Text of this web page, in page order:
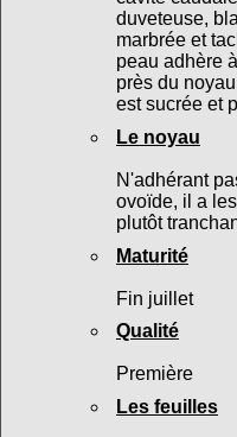
duveteuse,
marbrée et
peau adhère
près du
est sucrée et
Le noyau
N'adhérant
ovoïde, il a
plutôt
Maturité
Fin juillet
Qualité
Première
Les feuilles